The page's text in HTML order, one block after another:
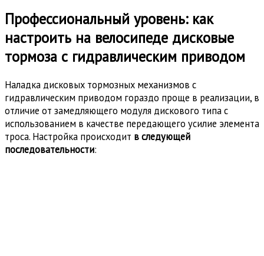
Профессиональный уровень: как
настроить на велосипеде дисковые
тормоза с гидравлическим приводом
Наладка дисковых тормозных механизмов с
гидравлическим приводом гораздо проще в реализации, в
отличие от замедляющего модуля дискового типа с
использованием в качестве передающего усилие элемента
троса. Настройка происходит в следующей
последовательности: